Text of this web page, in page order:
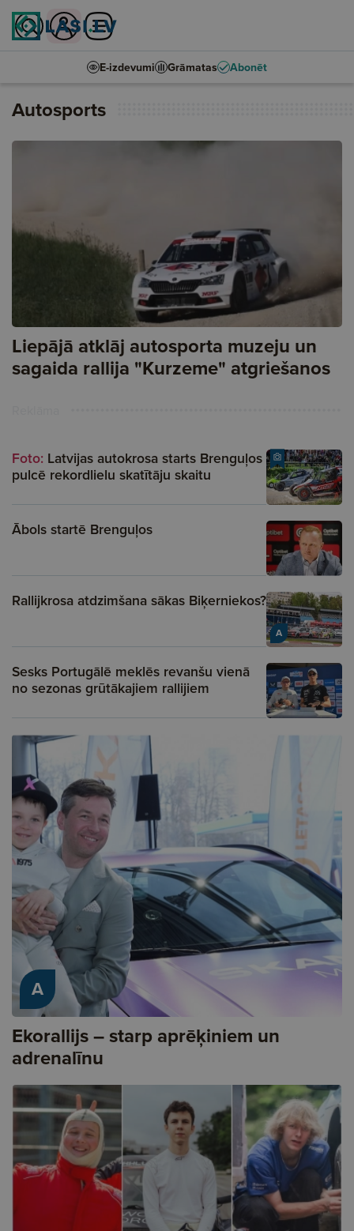
E-izdevumi Grāmatas Abonēt
Autosports
Liepājā atklāj autosporta muzeju un
sagaida rallija "Kurzeme" atgriešanos
Foto: Latvijas autokrosa starts Brenguļos
pulcē rekordlielu skatītāju skaitu
Ābols startē Brenguļos
A
Rallijkrosa atdzimšana sākas Biķerniekos?
Sesks Portugālē meklēs revanšu vienā
no sezonas grūtākajiem rallijiem
A
Ekorallijs – starp aprēķiniem un
adrenalīnu